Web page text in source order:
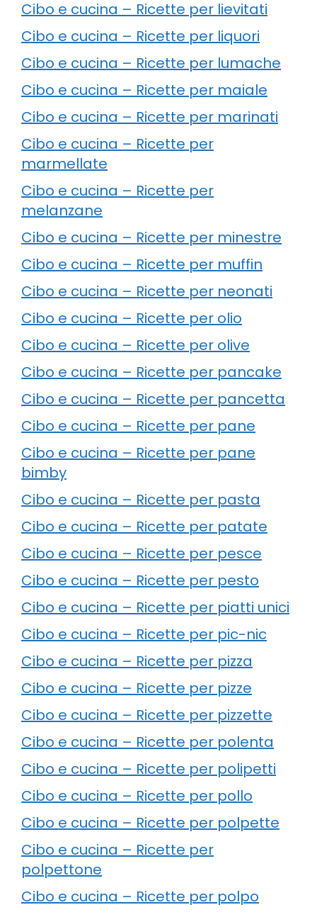
Cibo e cucina – Ricette per lievitati
Cibo e cucina – Ricette per liquori
Cibo e cucina – Ricette per lumache
Cibo e cucina – Ricette per maiale
Cibo e cucina – Ricette per marinati
Cibo e cucina – Ricette per
marmellate
Cibo e cucina – Ricette per
melanzane
Cibo e cucina – Ricette per minestre
Cibo e cucina – Ricette per muffin
Cibo e cucina – Ricette per neonati
Cibo e cucina – Ricette per olio
Cibo e cucina – Ricette per olive
Cibo e cucina – Ricette per pancake
Cibo e cucina – Ricette per pancetta
Cibo e cucina – Ricette per pane
Cibo e cucina – Ricette per pane
bimby
Cibo e cucina – Ricette per pasta
Cibo e cucina – Ricette per patate
Cibo e cucina – Ricette per pesce
Cibo e cucina – Ricette per pesto
Cibo e cucina – Ricette per piatti unici
Cibo e cucina – Ricette per pic-nic
Cibo e cucina – Ricette per pizza
Cibo e cucina – Ricette per pizze
Cibo e cucina – Ricette per pizzette
Cibo e cucina – Ricette per polenta
Cibo e cucina – Ricette per polipetti
Cibo e cucina – Ricette per pollo
Cibo e cucina – Ricette per polpette
Cibo e cucina – Ricette per
polpettone
Cibo e cucina – Ricette per polpo